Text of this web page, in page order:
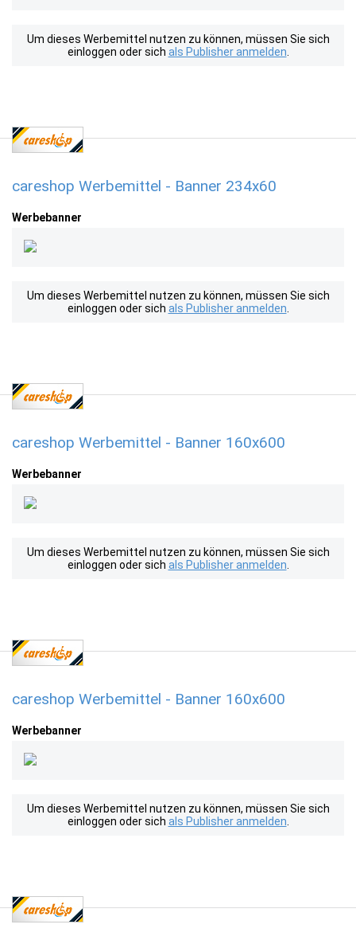
Um dieses Werbemittel nutzen zu können, müssen Sie sich
einloggen oder sich als Publisher anmelden
careshop Werbemittel - Banner 234x60
Werbebanner
Um dieses Werbemittel nutzen zu können, müssen Sie sich
einloggen oder sich als Publisher anmelden
careshop Werbemittel - Banner 160x600
Werbebanner
Um dieses Werbemittel nutzen zu können, müssen Sie sich
einloggen oder sich als Publisher anmelden
careshop Werbemittel - Banner 160x600
Werbebanner
Um dieses Werbemittel nutzen zu können, müssen Sie sich
einloggen oder sich als Publisher anmelden